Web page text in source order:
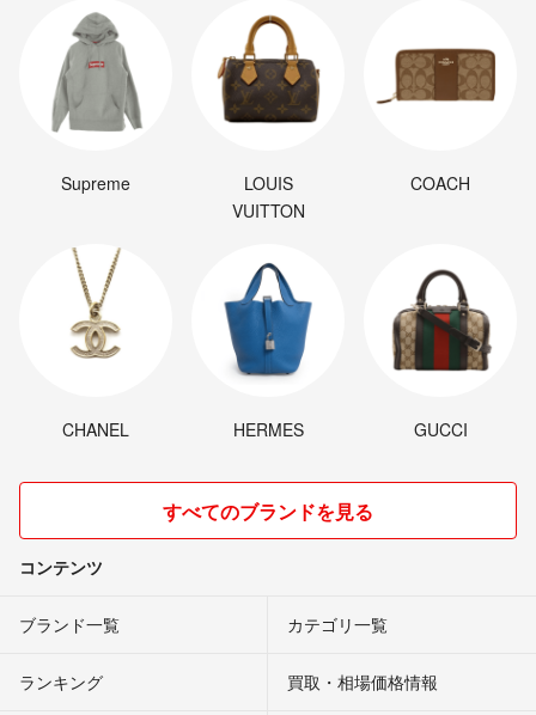
Supreme
LOUIS
VUITTON
COACH
CHANEL HERMES GUCCI
すべてのブランドを見る
コンテンツ
ブランド一覧 カテゴリ一覧
ランキング 買取・相場価格情報